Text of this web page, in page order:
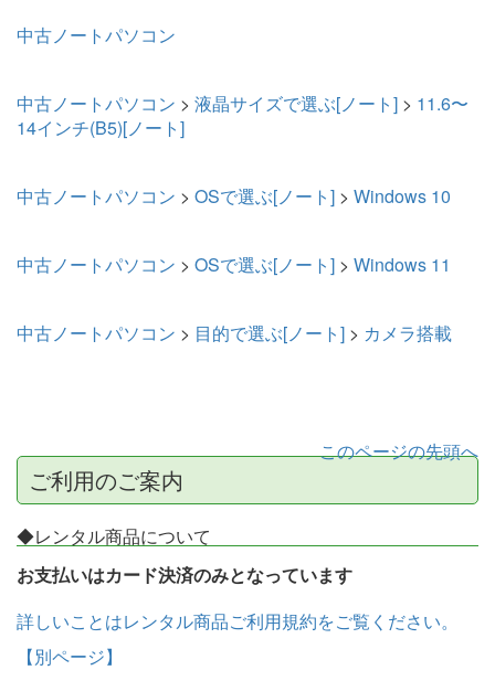
中古ノートパソコン
中古ノートパソコン > 液晶サイズで選ぶ[ノート] > 11.6〜
14インチ(B5)[ノート]
中古ノートパソコン > OSで選ぶ[ノート] > Windows 10
中古ノートパソコン > OSで選ぶ[ノート] > Windows 11
中古ノートパソコン > 目的で選ぶ[ノート] > カメラ搭載
このページの先頭へ
ご利用のご案内
◆レンタル商品について
お支払いはカード決済のみとなっています
詳しいことはレンタル商品ご利用規約をご覧ください。
【別ページ】